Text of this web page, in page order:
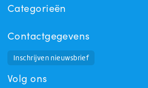
Categorieën
Contactgegevens
Inschrijven nieuwsbrief
Volg ons